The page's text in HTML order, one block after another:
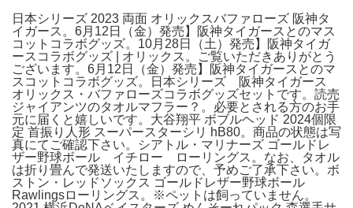
日本シリーズ 2023 両面 オリックスバファローズ 阪神タ
イガース。6月12日（金）発売】阪神タイガースとのマス
コットコラボグッズ。10月28日（土）発売】阪神タイガ
ースコラボグッズ | オリックス。ご覧いただきありがとう
ございます。6月12日（金）発売】阪神タイガースとのマ
スコットコラボグッズ。日本シリーズ 阪神タイガース
オリックス・バファローズコラボグッズセットです。読売
ジャイアンツのタオルマフラー？。必要とされる方のお手
元に届くと嬉しいです。大谷翔平 ボブルヘッド 2024個限
定 首振り人形 スーパースターシリ hB80。商品の状態は写
真にてご確認下さい。シアトル・マリナーズ ゴールドレ
ザー野球ボール イチロー ローリングス。なお、タオル
は折り畳んで発送いたしますので、予めご了承下さい。ボ
ストン・レッドソックス ゴールドレザー野球ボール
Rawlingsローリングス。※ペットは飼っていません。